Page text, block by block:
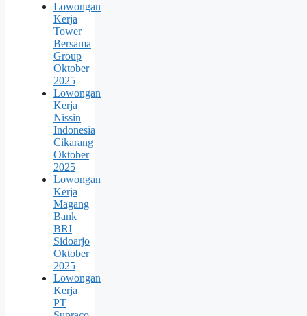
Lowongan
Kerja
Tower
Bersama
Group
Oktober
2025
Lowongan
Kerja
Nissin
Indonesia
Cikarang
Oktober
2025
Lowongan
Kerja
Magang
Bank
BRI
Sidoarjo
Oktober
2025
Lowongan
Kerja
PT